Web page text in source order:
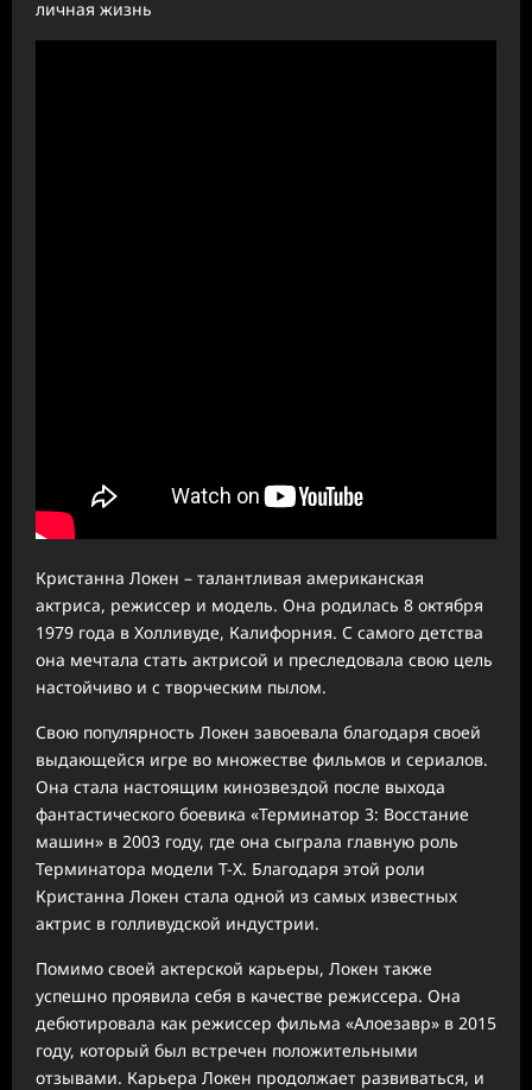
Кристанна Локен – талантливая американская
актриса, режиссер и модель. Она родилась 8 октября
1979 года в Холливуде, Калифорния. С самого детства
она мечтала стать актрисой и преследовала свою цель
настойчиво и с творческим пылом.
Свою популярность Локен завоевала благодаря своей
выдающейся игре во множестве фильмов и сериалов.
Она стала настоящим кинозвездой после выхода
фантастического боевика «Терминатор 3: Восстание
машин» в 2003 году, где она сыграла главную роль
Терминатора модели Т-Х. Благодаря этой роли
Кристанна Локен стала одной из самых известных
актрис в голливудской индустрии.
Помимо своей актерской карьеры, Локен также
успешно проявила себя в качестве режиссера. Она
дебютировала как режиссер фильма «Алоезавр» в 2015
году, который был встречен положительными
отзывами. Карьера Локен продолжает развиваться, и